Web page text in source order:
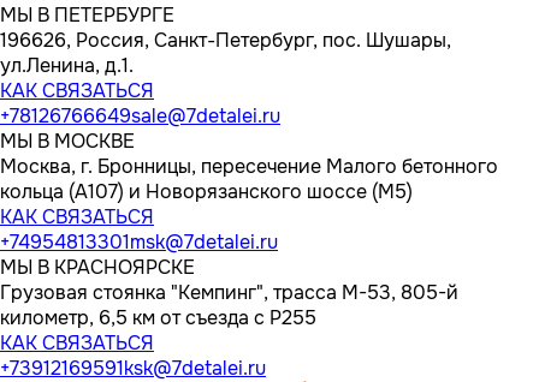
МЫ В ПЕТЕРБУРГЕ
196626, Россия, Санкт-Петербург, пос. Шушары,
ул.Ленина, д.1.
КАК СВЯЗАТЬСЯ
+78126766649sale@7detalei.ru
МЫ В МОСКВЕ
Москва, г. Бронницы, пересечение Малого бетонного
кольца (А107) и Новорязанского шоссе (М5)
КАК СВЯЗАТЬСЯ
+74954813301msk@7detalei.ru
МЫ В КРАСНОЯРСКЕ
Грузовая стоянка "Кемпинг", трасса M-53, 805-й
километр, 6,5 км от съезда с Р255
КАК СВЯЗАТЬСЯ
+73912169591ksk@7detalei.ru